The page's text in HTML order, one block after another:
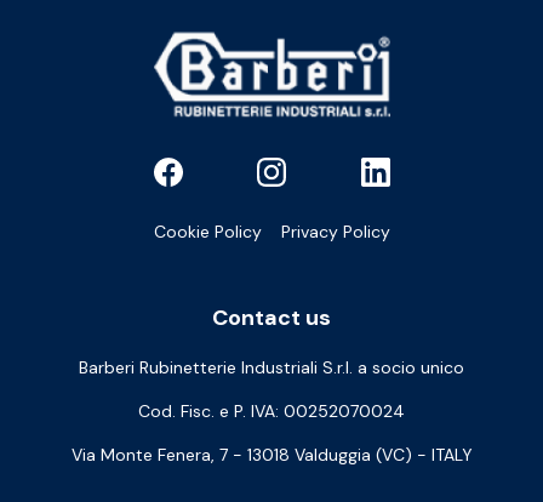
Cookie Policy Privacy Policy
Contact us
Barberi Rubinetterie Industriali S.r.l. a socio unico
Cod. Fisc. e P. IVA: 00252070024
Via Monte Fenera, 7 - 13018 Valduggia (VC) - ITALY